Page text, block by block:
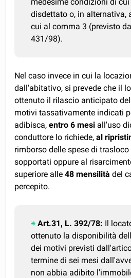
disdettato o, in alternativa,
cui al comma 3 (previsto
431/98).
Nel caso invece in cui la
dall'abitativo, si prevede che il
ottenuto il rilascio anticipato
motivi tassativamente indicati
adibisca,entro 6 mesi all'uso
conduttore lo richiede,al
rimborso delle spese di
sopportati oppure al
superiore alle48 mensilità del
percepito.
Art.31, L. 392/78: Il
ottenuto la disponibilità
dei motivi previsti
termine di sei mesi
non abbia adibito